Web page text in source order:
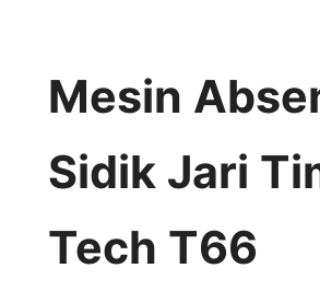
Mesin
Sidik Jari
Tech T66